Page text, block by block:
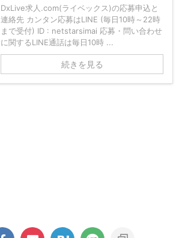
DxLive求人.com(ライベックス)の応募申込と
連絡先 カンタン応募はLINE (毎日10時～22時
まで受付) ID : netstarsimai 応募・問い合わせ
に関するLINE通話は毎日10時 ...
続きを見る